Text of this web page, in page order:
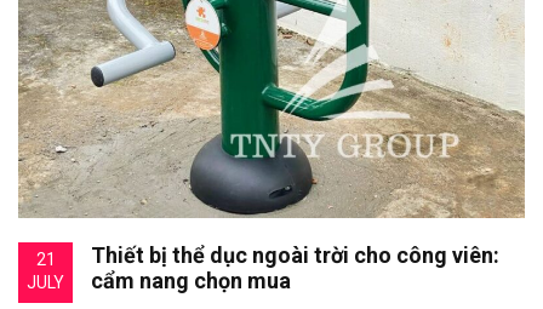
21
JULY
Thiết bị thể dục ngoài trời cho công viên:
cẩm nang chọn mua